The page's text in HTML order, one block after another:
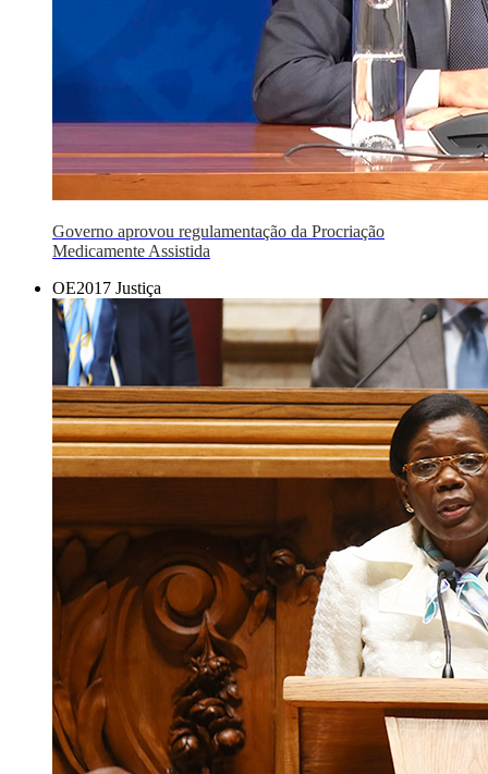
Governo aprovou regulamentação da Procriação
Medicamente Assistida
OE2017 Justiça